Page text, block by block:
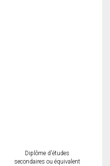
Diplôme d'études
secondaires ou équivalent